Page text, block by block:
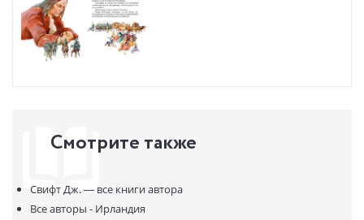
Смотрите также
Свифт Дж. — все книги автора
Все авторы - Ирландия